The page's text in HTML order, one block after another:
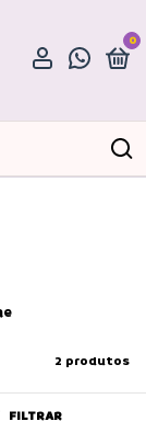
0
2 produtos
FILTRAR